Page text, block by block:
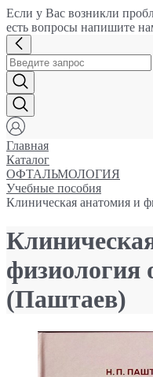
Если у Вас возникли
есть вопросы напишите
Главная
Каталог
ОФТАЛЬМОЛОГИЯ
Учебные пособия
Клиническая анатомия и
физиология
(Паштаев)